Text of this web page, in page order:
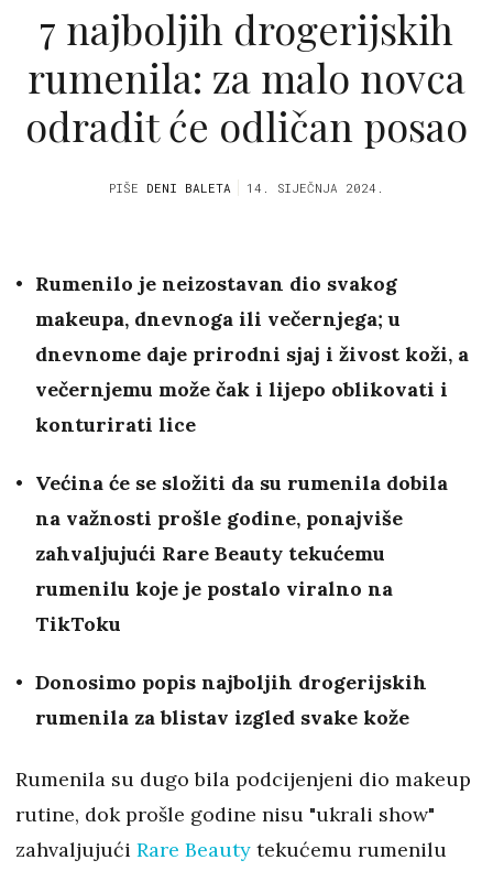
7 najboljih drogerijskih
rumenila: za malo novca
odradit će odličan posao
PIŠE DENI BALETA 14. SIJEČNJA 2024.
Rumenilo je neizostavan dio svakog
makeupa, dnevnoga ili večernjega; u
dnevnome daje prirodni sjaj i živost koži, a
večernjemu može čak i lijepo oblikovati i
konturirati lice
Većina će se složiti da su rumenila dobila
na važnosti prošle godine, ponajviše
zahvaljujući Rare Beauty tekućemu
rumenilu koje je postalo viralno na
TikToku
Donosimo popis najboljih drogerijskih
rumenila za blistav izgled svake kože
Rumenila su dugo bila podcijenjeni dio makeup
rutine, dok prošle godine nisu "ukrali show"
zahvaljujući Rare Beauty tekućemu rumenilu